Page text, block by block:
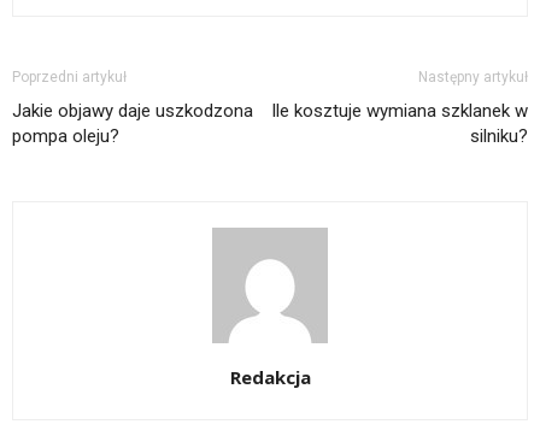
Poprzedni artykuł
Jakie objawy daje uszkodzona
pompa oleju?
Następny artykuł
Ile kosztuje wymiana szklanek w
silniku?
Redakcja